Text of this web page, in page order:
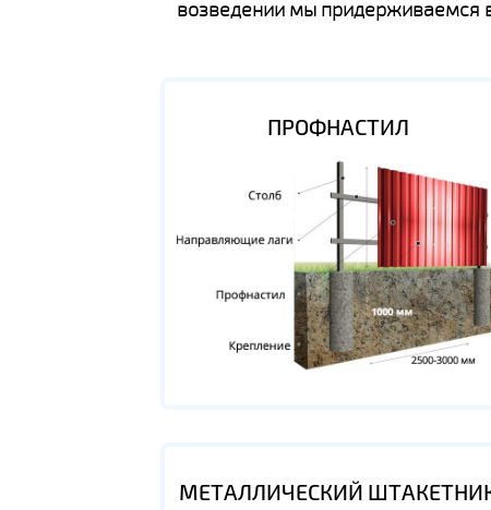
возведении мы придерживаемся
ПРОФНАСТИЛ
МЕТАЛЛИЧЕСКИЙ